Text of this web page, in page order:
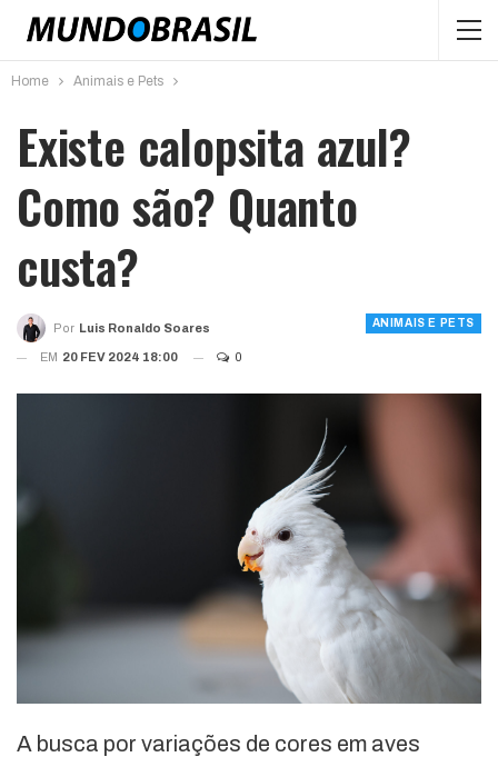
Home Animais e Pets
Existe calopsita azul?
Como são? Quanto
custa?
ANIMAIS E PETS
Por Luis Ronaldo Soares
EM 20 FEV 2024 18:00 0
A busca por variações de cores em aves